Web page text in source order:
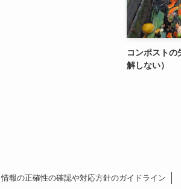
コンポストの
解しない）
情報の正確性の確認や対応方針のガイドライン